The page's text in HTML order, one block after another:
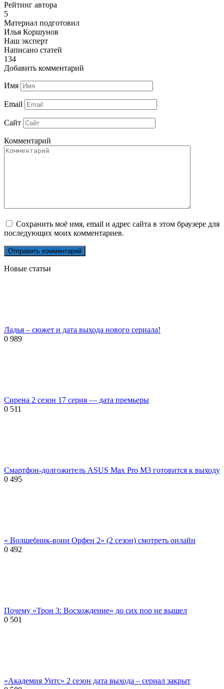
Рейтинг автора
5
Материал подготовил
Илья Коршунов
Наш эксперт
Написано статей
134
Добавить комментарий
Имя
Email
Сайт
Комментарий
Сохранить моё имя, email и адрес сайта в этом браузере для
последующих моих комментариев.
Новые статьи
Ладья – сюжет и дата выхода нового сериала!
0 989
Сирена 2 сезон 17 серия — дата премьеры
0 511
Смартфон-долгожитель ASUS Max Pro M3 готовится к выходу
0 495
« Волшебник-воин Орфен 2» (2 сезон) смотреть онлайн
0 492
Почему «Трон 3: Восхождение» до сих пор не вышел
0 501
«Академия Уитс» 2 сезон дата выхода – сериал закрыт